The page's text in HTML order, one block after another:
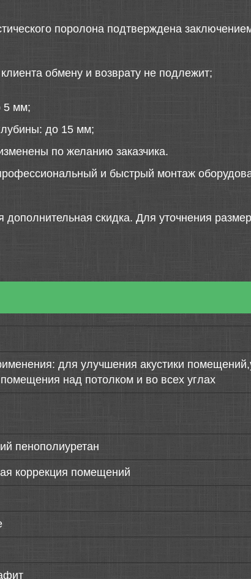
поролона подтверждена
обмену и возврату не подлежит;
5 мм;
до 15 мм;
по желанию заказчика.
и быстрый монтаж
дополнительная скидка. Для уточнения
для улучшения акустики
над потолком и во всех углах
пенополиуретан
коррекция помещений